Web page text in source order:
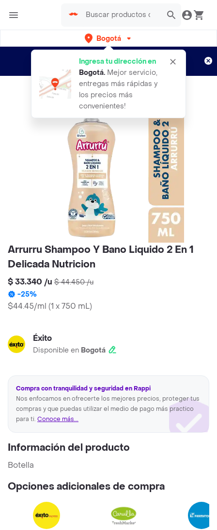
Bogotá
Ingresa tu dirección en
Bogotá. Mejor servicio,
entregas más rápidas y
los precios más
convenientes!
envíos gratis por semanas
Aplican TyC
Arrurru Shampoo Y Bano Liquido 2 En 1
Delicada Nutricion
$ 33.340 /u $ 44.450/u
-25%
$44.45/ml (1 x 750 mL)
Éxito
Disponible en Bogotá
Compra con tranquilidad y seguridad en Rappi
Nos enfocamos en ofrecerte los mejores precios, proteger tus
compras y que puedas utilizar el medio de pago más practico
para ti. Conoce más...
Información del producto
Botella
Opciones adicionales de compra